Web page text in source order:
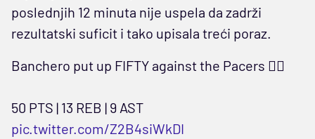
poslednjih 12 minuta nije uspela da zadrži
rezultatski suficit i tako upisala treći poraz.
Banchero put up FIFTY against the Pacers 😮‍💨
50 PTS | 13 REB | 9 AST
pic.twitter.com/Z2B4siWkDI